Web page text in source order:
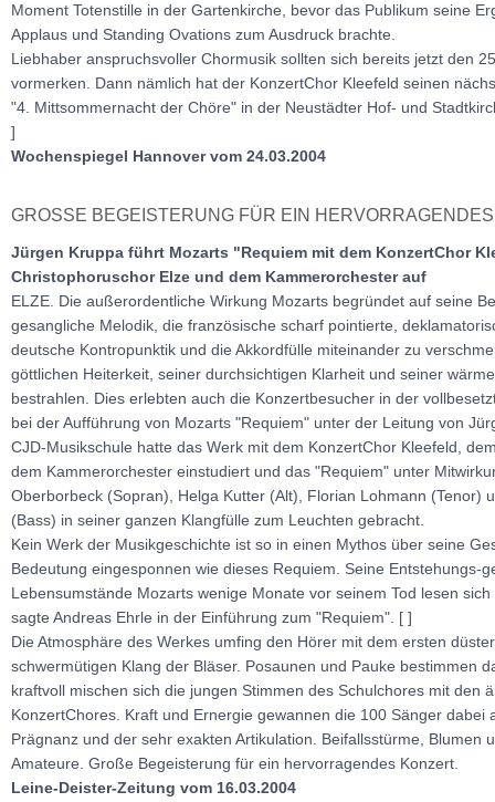
Moment Totenstille in der Gartenkirche, bevor das Publikum seine
Applaus und Standing Ovations zum Ausdruck brachte.
Liebhaber anspruchsvoller Chormusik sollten sich bereits jetzt den
vormerken. Dann nämlich hat der KonzertChor Kleefeld seinen
"4. Mittsommernacht der Chöre" in der Neustädter Hof- und
]
Wochenspiegel Hannover vom 24.03.2004
GROSSE BEGEISTERUNG FÜR EIN HERVORRAGENDES
Jürgen Kruppa führt Mozarts "Requiem mit dem KonzertChor
Christophoruschor Elze und dem Kammerorchester auf
ELZE. Die außerordentliche Wirkung Mozarts begründet auf seine
gesangliche Melodik, die französische scharf pointierte,
deutsche Kontropunktik und die Akkordfülle miteinander zu
göttlichen Heiterkeit, seiner durchsichtigen Klarheit und seiner
bestrahlen. Dies erlebten auch die Konzertbesucher in der
bei der Aufführung von Mozarts "Requiem" unter der Leitung von
CJD-Musikschule hatte das Werk mit dem KonzertChor Kleefeld,
dem Kammerorchester einstudiert und das "Requiem" unter
Oberborbeck (Sopran), Helga Kutter (Alt), Florian Lohmann (Tenor)
(Bass) in seiner ganzen Klangfülle zum Leuchten gebracht.
Kein Werk der Musikgeschichte ist so in einen Mythos über seine
Bedeutung eingesponnen wie dieses Requiem. Seine Entstehungs-
Lebensumstände Mozarts wenige Monate vor seinem Tod lesen
sagte Andreas Ehrle in der Einführung zum "Requiem". [ ]
Die Atmosphäre des Werkes umfing den Hörer mit dem ersten
schwermütigen Klang der Bläser. Posaunen und Pauke bestimmen
kraftvoll mischen sich die jungen Stimmen des Schulchores mit den
KonzertChores. Kraft und Ernergie gewannen die 100 Sänger dabei
Prägnanz und der sehr exakten Artikulation. Beifallsstürme, Blumen
Amateure. Große Begeisterung für ein hervorragendes Konzert.
Leine-Deister-Zeitung vom 16.03.2004